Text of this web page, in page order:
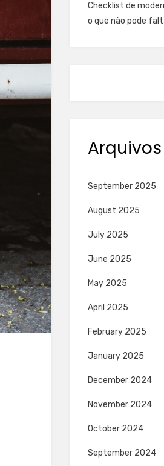
Checklist de
o que não pode
Arquivos
September 2025
August 2025
July 2025
June 2025
May 2025
April 2025
February 2025
January 2025
December 2024
November 2024
October 2024
September 2024